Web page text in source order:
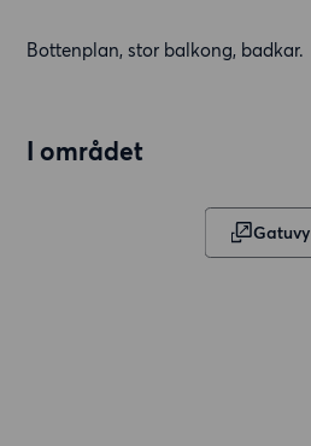
Bottenplan, stor balkong, badkar.
I området
Gatuvy